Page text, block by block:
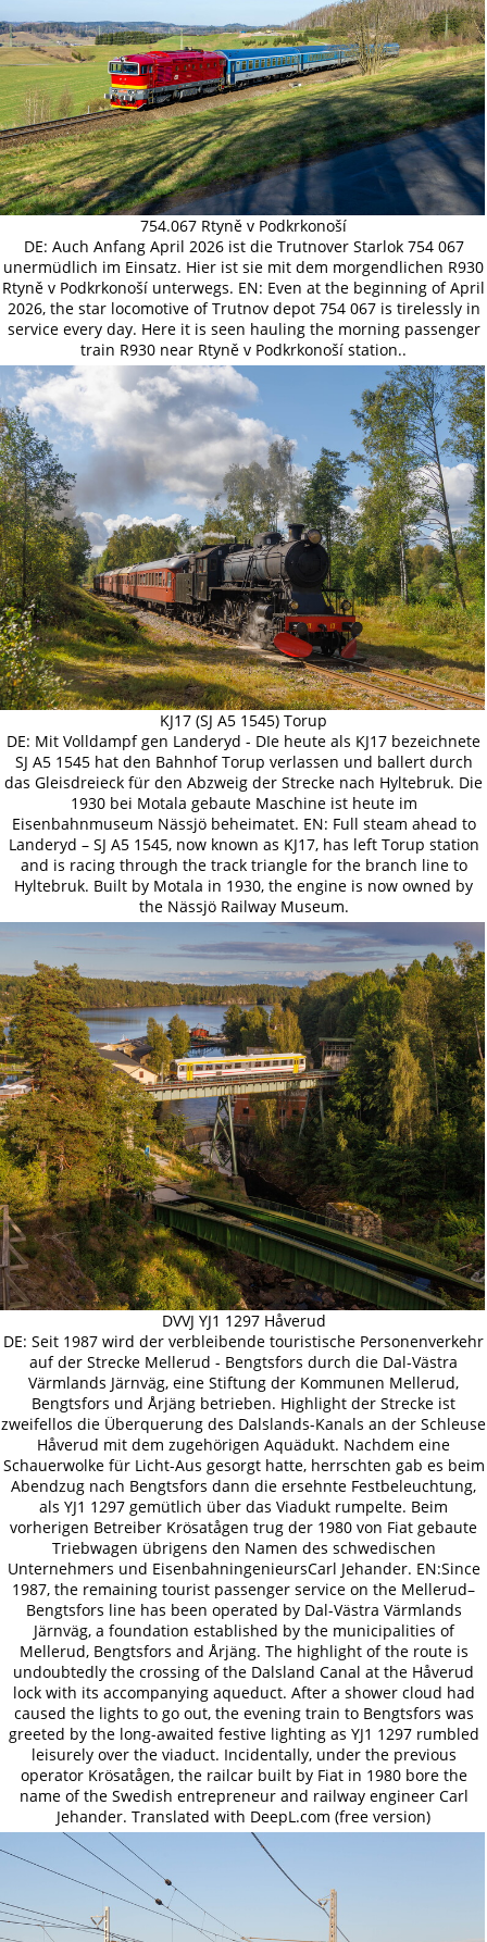
754.067 Rtyně v Podkrkonoší
DE: Auch Anfang April 2026 ist die Trutnover Starlok 754 067
unermüdlich im Einsatz. Hier ist sie mit dem morgendlichen R930
Rtyně v Podkrkonoší unterwegs. EN: Even at the beginning of April
2026, the star locomotive of Trutnov depot 754 067 is tirelessly in
service every day. Here it is seen hauling the morning passenger
train R930 near Rtyně v Podkrkonoší station..
KJ17 (SJ A5 1545) Torup
DE: Mit Volldampf gen Landeryd - DIe heute als KJ17 bezeichnete
SJ A5 1545 hat den Bahnhof Torup verlassen und ballert durch
das Gleisdreieck für den Abzweig der Strecke nach Hyltebruk. Die
1930 bei Motala gebaute Maschine ist heute im
Eisenbahnmuseum Nässjö beheimatet. EN: Full steam ahead to
Landeryd – SJ A5 1545, now known as KJ17, has left Torup station
and is racing through the track triangle for the branch line to
Hyltebruk. Built by Motala in 1930, the engine is now owned by
the Nässjö Railway Museum.
DVVJ YJ1 1297 Håverud
DE: Seit 1987 wird der verbleibende touristische Personenverkehr
auf der Strecke Mellerud - Bengtsfors durch die Dal-Västra
Värmlands Järnväg, eine Stiftung der Kommunen Mellerud,
Bengtsfors und Årjäng betrieben. Highlight der Strecke ist
zweifellos die Überquerung des Dalslands-Kanals an der Schleuse
Håverud mit dem zugehörigen Aquädukt. Nachdem eine
Schauerwolke für Licht-Aus gesorgt hatte, herrschten gab es beim
Abendzug nach Bengtsfors dann die ersehnte Festbeleuchtung,
als YJ1 1297 gemütlich über das Viadukt rumpelte. Beim
vorherigen Betreiber Krösatågen trug der 1980 von Fiat gebaute
Triebwagen übrigens den Namen des schwedischen
Unternehmers und EisenbahningenieursCarl Jehander. EN:Since
1987, the remaining tourist passenger service on the Mellerud–
Bengtsfors line has been operated by Dal-Västra Värmlands
Järnväg, a foundation established by the municipalities of
Mellerud, Bengtsfors and Årjäng. The highlight of the route is
undoubtedly the crossing of the Dalsland Canal at the Håverud
lock with its accompanying aqueduct. After a shower cloud had
caused the lights to go out, the evening train to Bengtsfors was
greeted by the long-awaited festive lighting as YJ1 1297 rumbled
leisurely over the viaduct. Incidentally, under the previous
operator Krösatågen, the railcar built by Fiat in 1980 bore the
name of the Swedish entrepreneur and railway engineer Carl
Jehander. Translated with DeepL.com (free version)